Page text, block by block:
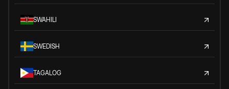
SWAHILI
SWEDISH
TAGALOG